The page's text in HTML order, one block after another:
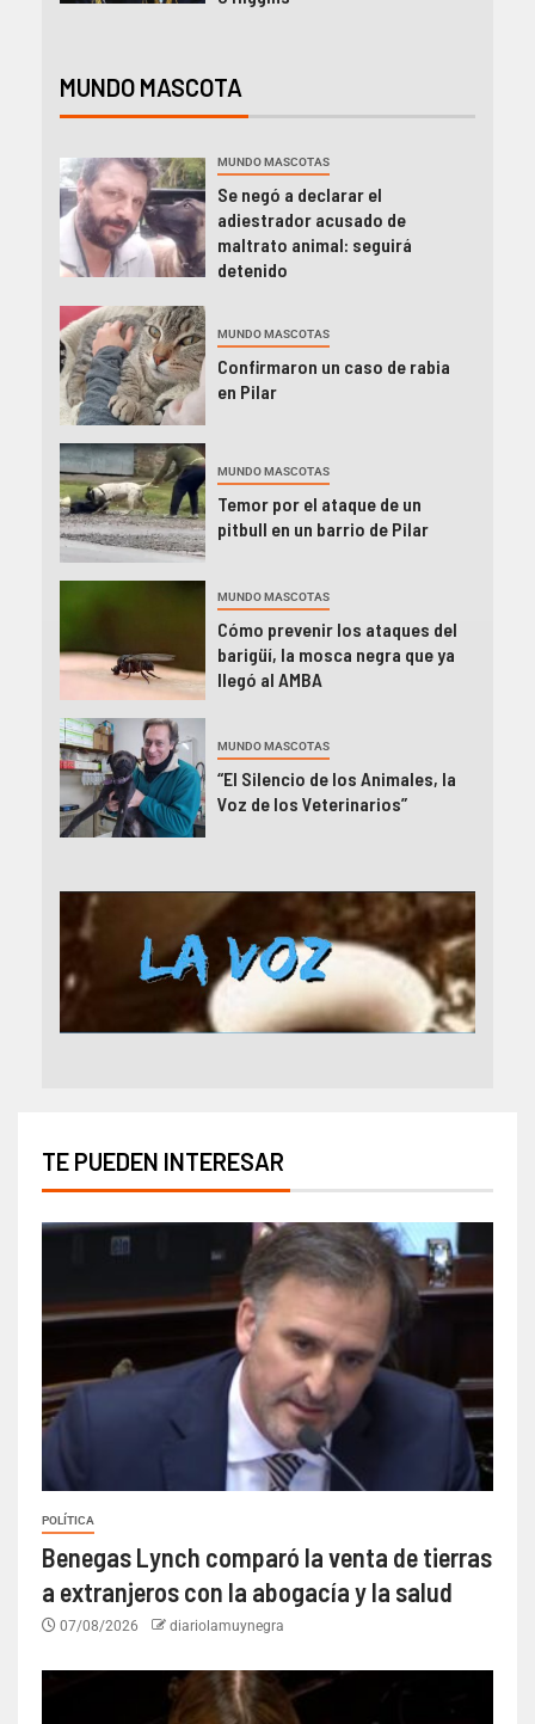
MUNDO MASCOTA
MUNDO MASCOTAS
Se negó a declarar el
adiestrador acusado de
maltrato animal: seguirá
detenido
MUNDO MASCOTAS
Confirmaron un caso de rabia
en Pilar
MUNDO MASCOTAS
Temor por el ataque de un
pitbull en un barrio de Pilar
MUNDO MASCOTAS
Cómo prevenir los ataques del
barigüí, la mosca negra que ya
llegó al AMBA
MUNDO MASCOTAS
“El Silencio de los Animales, la
Voz de los Veterinarios”
TE PUEDEN INTERESAR
POLÍTICA
Benegas Lynch comparó la venta de tierras
a extranjeros con la abogacía y la salud
07/08/2026 diariolamuynegra